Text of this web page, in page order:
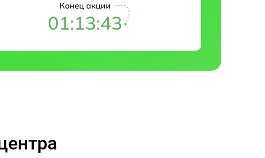
Конец акции
01:13:42